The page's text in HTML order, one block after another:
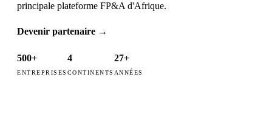
principale plateforme FP&A d'Afrique.
Devenir partenaire →
500+
ENTREPRISES
4
CONTINENTS
27+
ANNÉES